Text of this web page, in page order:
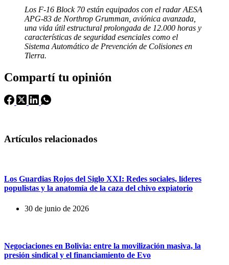
Los F-16 Block 70 están equipados con el radar AESA
APG-83 de Northrop Grumman, aviónica avanzada,
una vida útil estructural prolongada de 12.000 horas y
características de seguridad esenciales como el
Sistema Automático de Prevención de Colisiones en
Tierra.
Compartí tu opinión
Artículos relacionados
Los Guardias Rojos del Siglo XXI: Redes sociales, líderes
populistas y la anatomía de la caza del chivo expiatorio
30 de junio de 2026
Negociaciones en Bolivia: entre la movilización masiva, la
presión sindical y el financiamiento de Evo